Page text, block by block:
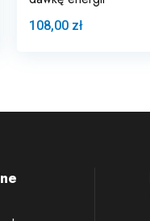
108,00 zł